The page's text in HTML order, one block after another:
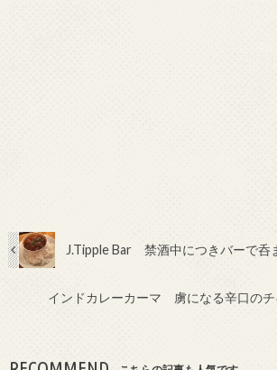
J.Tipple Bar 禁酒中につきバーで呑
インドカレーカーマ 虜になる辛口のチ